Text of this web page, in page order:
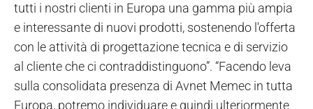
tutti i nostri clienti in Europa una gamma più ampia
e interessante di nuovi prodotti, sostenendo l'offerta
con le attività di progettazione tecnica e di servizio
al cliente che ci contraddistinguono”. “Facendo leva
sulla consolidata presenza di Avnet Memec in tutta
Europa, potremo individuare e quindi ulteriormente